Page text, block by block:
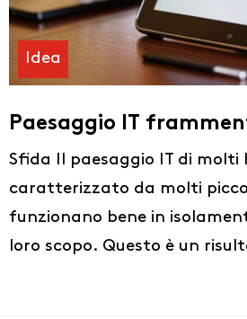
Idea
Paesaggio IT
Sfida Il paesaggio IT di molti
caratterizzato da molti
funzionano bene in
loro scopo. Questo è un